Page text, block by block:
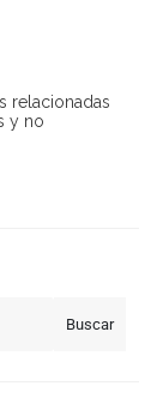
relacionadas
y no
Buscar